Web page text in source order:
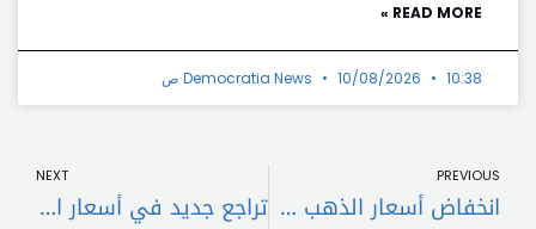
READ MORE »
Democratia News 10/08/2026 10:38 ص
PREVIOUS
انخفاض أسعار الذهب مع ارتفاع الدولار وترقّب بيانات التضخم الأميركية
NEXT
تراجع جديد في أسعار المحروقات في لبنان